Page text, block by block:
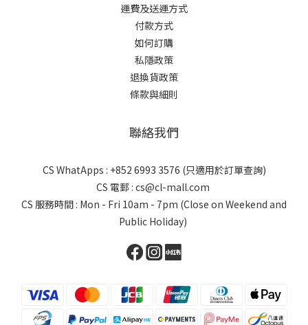
運費及送運方式
付款方式
如何訂購
私隱政策
退換貨政策
條款與細則
聯絡我們
CS WhatApps : +852 6993 3576 (只適用於訂單查詢)
CS 電郵 : cs@cl-mall.com
CS 服務時間 : Mon - Fri 10am - 7pm (Close on Weekend and
Public Holiday)